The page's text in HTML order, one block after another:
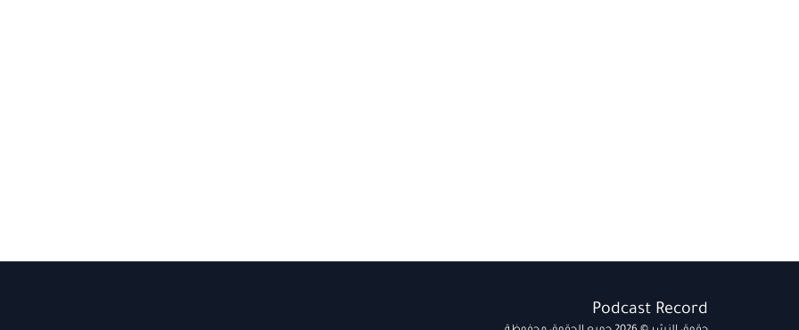
Podcast Record